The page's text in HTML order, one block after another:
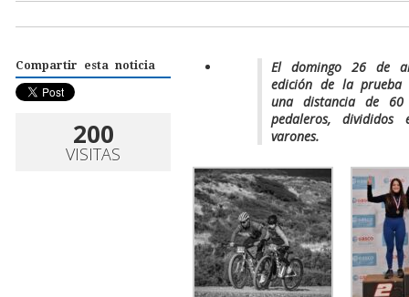
Compartir esta noticia
200
VISITAS
El domingo 26 de
edición de la prueba
una distancia de
pedaleros,
varones.